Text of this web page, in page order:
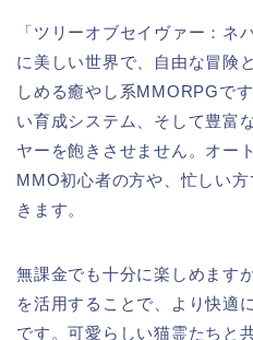
「ツリーオブセイヴァー：ネ
に美しい世界で、自由な冒険
しめる癒やし系MMORPGで
い育成システム、そして豊富
ヤーを飽きさせません。オー
MMO初心者の方や、忙しい
きます。
無課金でも十分に楽しめます
を活用することで、より快適
です。可愛らしい猫霊たちと